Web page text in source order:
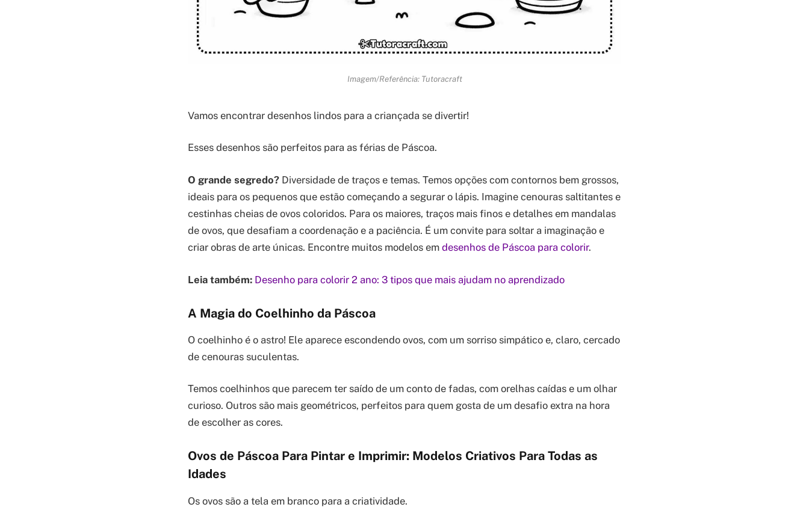
Imagem/Referência: Tutoracraft
Vamos encontrar desenhos lindos para a criançada se divertir!
Esses desenhos são perfeitos para as férias de Páscoa.
O grande segredo? Diversidade de traços e temas. Temos opções com contornos bem grossos,
ideais para os pequenos que estão começando a segurar o lápis. Imagine cenouras saltitantes e
cestinhas cheias de ovos coloridos. Para os maiores, traços mais finos e detalhes em mandalas
de ovos, que desafiam a coordenação e a paciência. É um convite para soltar a imaginação e
criar obras de arte únicas. Encontre muitos modelos em desenhos de Páscoa para colorir.
Leia também: Desenho para colorir 2 ano: 3 tipos que mais ajudam no aprendizado
A Magia do Coelhinho da Páscoa
O coelhinho é o astro! Ele aparece escondendo ovos, com um sorriso simpático e, claro, cercado
de cenouras suculentas.
Temos coelhinhos que parecem ter saído de um conto de fadas, com orelhas caídas e um olhar
curioso. Outros são mais geométricos, perfeitos para quem gosta de um desafio extra na hora
de escolher as cores.
Ovos de Páscoa Para Pintar e Imprimir: Modelos Criativos Para Todas as
Idades
Os ovos são a tela em branco para a criatividade.